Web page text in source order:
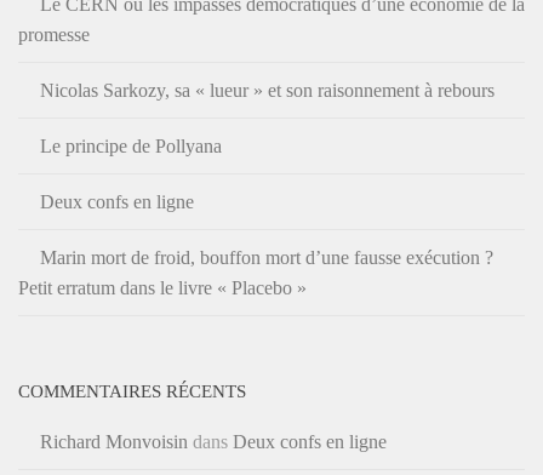
promesse
Nicolas Sarkozy, sa « lueur » et son raisonnement à rebours
Le principe de Pollyana
Deux confs en ligne
Marin mort de froid, bouffon mort d’une fausse exécution ?
Petit erratum dans le livre « Placebo »
COMMENTAIRES RÉCENTS
Richard Monvoisin dans Deux confs en ligne